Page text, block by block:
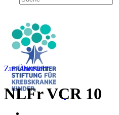
Zur Übersicht
NLFr VCR 10